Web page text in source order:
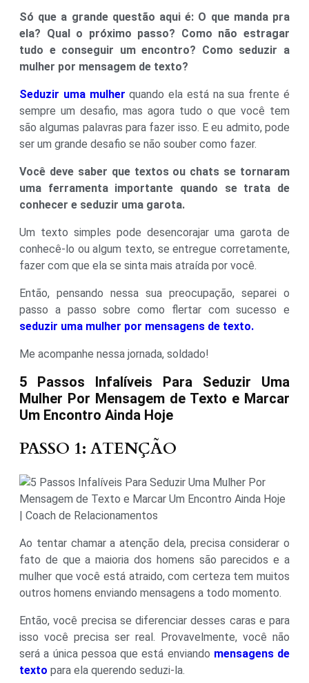
Só que a grande questão aqui é: O que manda pra
ela? Qual o próximo passo? Como não estragar
tudo e conseguir um encontro? Como seduzir a
mulher por mensagem de texto?
Seduzir uma mulher quando ela está na sua frente é
sempre um desafio, mas agora tudo o que você tem
são algumas palavras para fazer isso. E eu admito, pode
ser um grande desafio se não souber como fazer.
Você deve saber que textos ou chats se tornaram
uma ferramenta importante quando se trata de
conhecer e seduzir uma garota.
Um texto simples pode desencorajar uma garota de
conhecê-lo ou algum texto, se entregue corretamente,
fazer com que ela se sinta mais atraída por você.
Então, pensando nessa sua preocupação, separei o
passo a passo sobre como flertar com sucesso e
seduzir uma mulher por mensagens de texto.
Me acompanhe nessa jornada, soldado!
5 Passos Infalíveis Para Seduzir Uma
Mulher Por Mensagem de Texto e Marcar
Um Encontro Ainda Hoje
PASSO 1: ATENÇÃO
Ao tentar chamar a atenção dela, precisa considerar o
fato de que a maioria dos homens são parecidos e a
mulher que você está atraido, com certeza tem muitos
outros homens enviando mensagens a todo momento.
Então, você precisa se diferenciar desses caras e para
isso você precisa ser real. Provavelmente, você não
será a única pessoa que está enviando mensagens de
texto para ela querendo seduzi-la.